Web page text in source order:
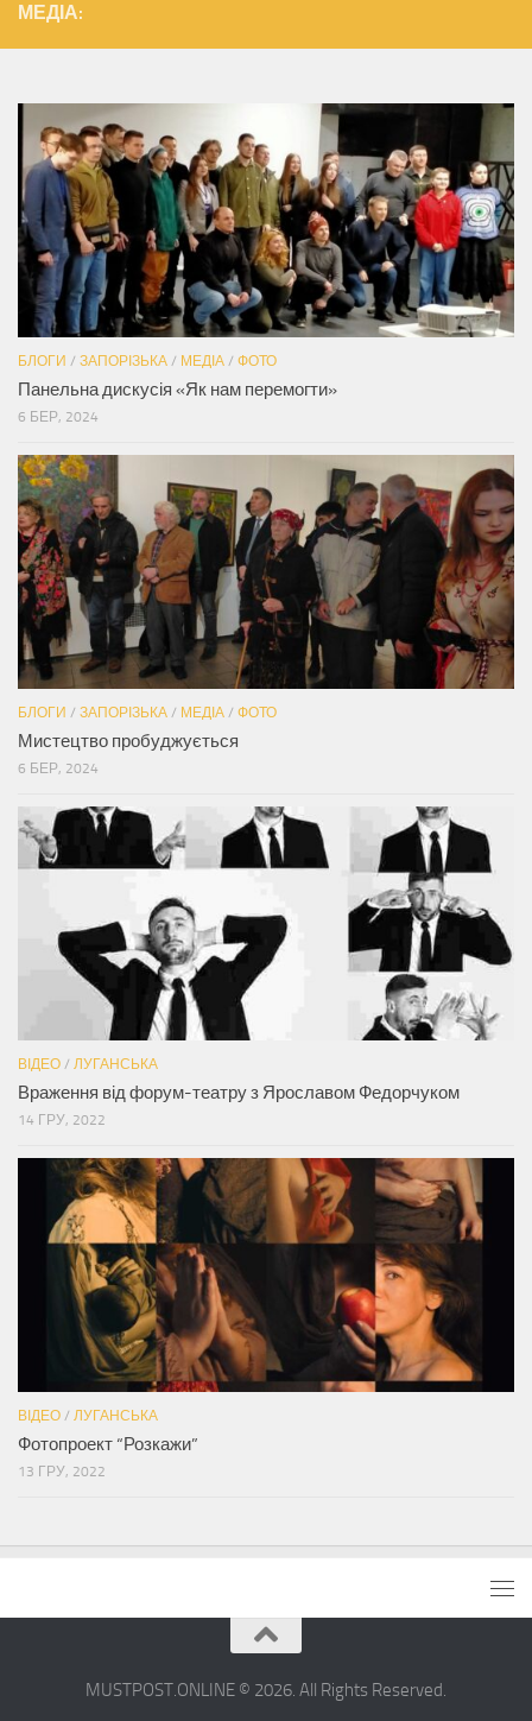
МЕДІА:
БЛОГИ / ЗАПОРІЗЬКА / МЕДІА / ФОТО
Панельна дискусія «Як нам перемогти»
6 БЕР, 2024
БЛОГИ / ЗАПОРІЗЬКА / МЕДІА / ФОТО
Мистецтво пробуджується
6 БЕР, 2024
ВІДЕО / ЛУГАНСЬКА
Враження від форум-театру з Ярославом Федорчуком
14 ГРУ, 2022
ВІДЕО / ЛУГАНСЬКА
Фотопроект “Розкажи”
13 ГРУ, 2022
MUSTPOST.ONLINE © 2026. All Rights Reserved.